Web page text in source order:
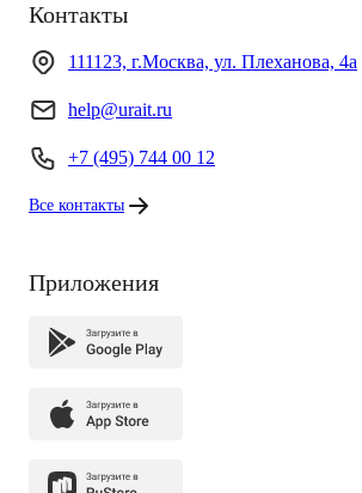
Контакты
111123, г.Москва, ул. Плеханова, 4а
help@urait.ru
+7 (495) 744 00 12
Все контакты
Приложения